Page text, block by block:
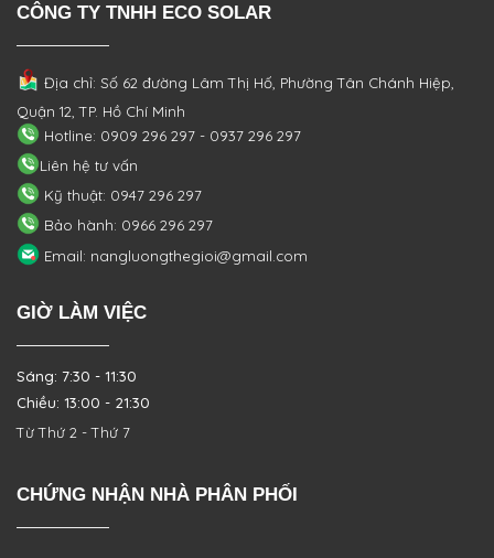
CÔNG TY TNHH ECO SOLAR
Địa chỉ: Số 62 đường Lâm Thị Hố, PhườngTân Chánh Hiệp,
Quận 12, TP. Hồ Chí Minh
Hotline: 0909 296 297 - 0937 296 297
Liên hệ tư vấn
Kỹ thuật: 0947 296 297
Bảo hành: 0966 296 297
Email: nangluongthegioi@gmail.com
GIỜ LÀM VIỆC
Sáng: 7:30 - 11:30
Chiều: 13:00 - 21:30
Từ Thứ 2 - Thứ 7
CHỨNG NHẬN NHÀ PHÂN PHỐI